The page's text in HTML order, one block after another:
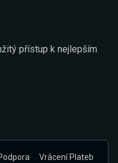
přístup k nejlepším
Vrácení Plateb